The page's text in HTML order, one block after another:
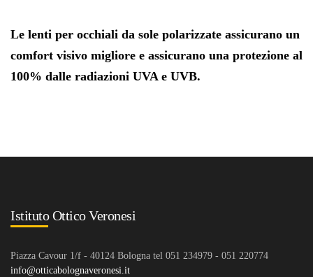
Le lenti per occhiali da sole polarizzate assicurano un
comfort visivo migliore e assicurano una protezione al
100% dalle radiazioni UVA e UVB.
Istituto Ottico Veronesi
Piazza Cavour 1/f - 40124 Bologna tel 051 234979 - 051 220774
info@otticabolognaveronesi.it